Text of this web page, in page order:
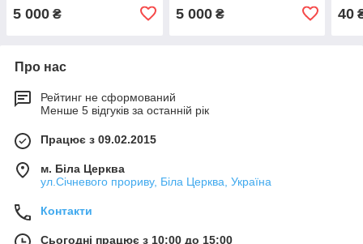
5 000 ₴ 5 000₴ 40
Про нас
Рейтинг не сформований
Менше 5 відгуків за останній рік
Працює з 09.02.2015
м. Біла Церква
ул.Січневого прориву, Біла Церква, Україна
Контакти
Сьогодні працює з 10:00 до 15:00